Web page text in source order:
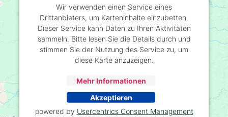
Wir verwenden einen Service eines
Drittanbieters, um Karteninhalte einzubetten.
Dieser Service kann Daten zu Ihren Aktivitäten
sammeln. Bitte lesen Sie die Details durch und
stimmen Sie der Nutzung des Service zu, um
diese Karte anzuzeigen.
Mehr Informationen
Akzeptieren
powered by Usercentrics Consent Management